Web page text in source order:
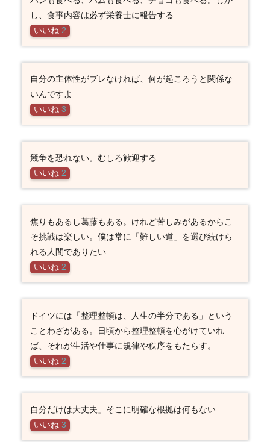
し、食事内容は必ず栄養士に報告する
いいね 2
自分の主体性がブレなければ、何が起ころうと関係な
いんですよ
いいね 3
競争を恐れない。むしろ歓迎する
いいね 2
焦りもあるし葛藤もある。けれど苦しみがあるからこ
そ挑戦は楽しい。僕は常に「難しい道」を選び続けら
れる人間でありたい
いいね 2
ドイツには「整理整頓は、人生の半分である」という
ことわざがある。日頃から整理整頓を心がけていれ
ば、それが生活や仕事に規律や秩序をもたらす。
いいね 2
自分だけは大丈夫」そこに明確な根拠は何もない
いいね 3